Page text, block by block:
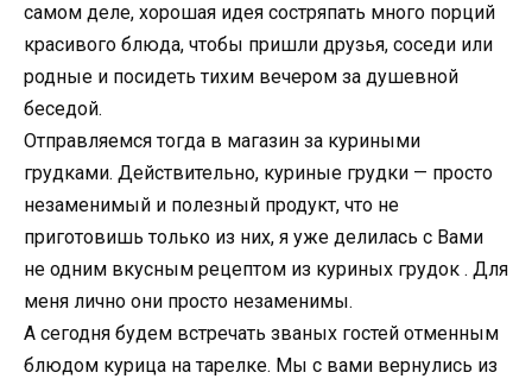
самом деле, хорошая идея состряпать много порций
красивого блюда, чтобы пришли друзья, соседи или
родные и посидеть тихим вечером за душевной
беседой.
Отправляемся тогда в магазин за куриными
грудками. Действительно, куриные грудки — просто
незаменимый и полезный продукт, что не
приготовишь только из них, я уже делилась с Вами
не одним вкусным рецептом из куриных грудок . Для
меня лично они просто незаменимы.
А сегодня будем встречать званых гостей отменным
блюдом курица на тарелке. Мы с вами вернулись из